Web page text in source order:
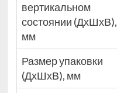
вертикальном
состоянии (ДхШхВ),
мм
Размер упаковки
(ДхШхВ), мм